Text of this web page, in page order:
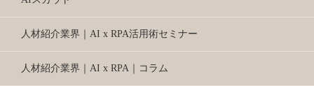
人材紹介業界｜AI x RPA活用術セミナー
人材紹介業界｜AI x RPA｜コラム